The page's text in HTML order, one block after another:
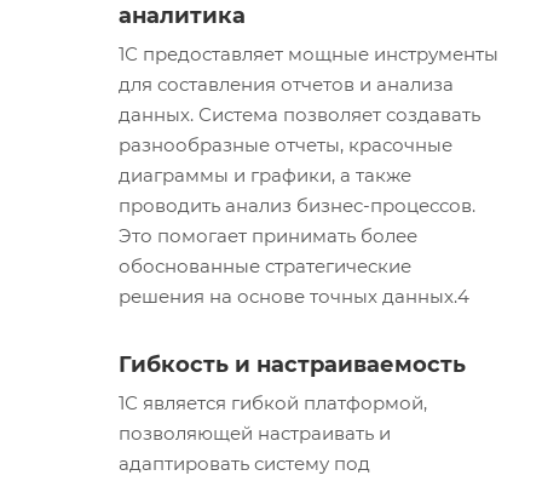
аналитика
1С предоставляет мощные инструменты
для составления отчетов и анализа
данных. Система позволяет создавать
разнообразные отчеты, красочные
диаграммы и графики, а также
проводить анализ бизнес-процессов.
Это помогает принимать более
обоснованные стратегические
решения на основе точных данных.4
Гибкость и настраиваемость
1С является гибкой платформой,
позволяющей настраивать и
адаптировать систему под